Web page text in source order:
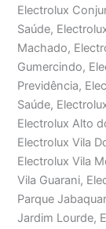
Electrolux
Saúde,
Machado,
Gumercindo,
Previdência,
Saúde,
Electrolux Alto
Electrolux Vila
Electrolux Vila
Vila Guarani,
Parque
Jardim Lourde,